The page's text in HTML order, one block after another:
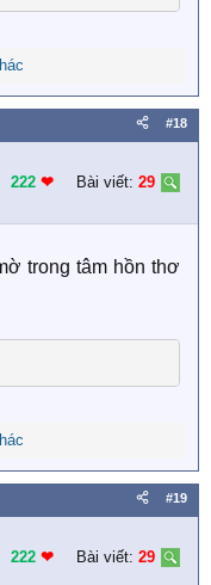
#18
222 ❤︎ Bài viết: 29
trong tâm hồn thơ
#19
222 ❤︎ Bài viết: 29